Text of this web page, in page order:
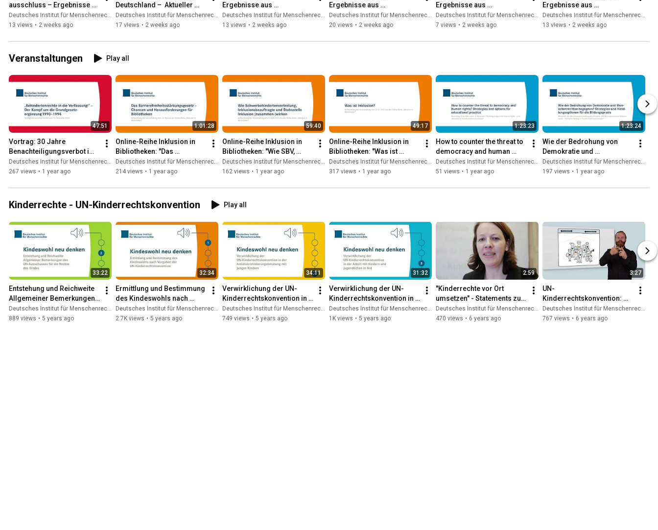
ausschluss – Ergebnisse
aus bundesweiter
Elternbefragung
Deutsches Institut für Menschenrechte
13 views • 2 weeks ago
Deutschland –  Aktueller
Umsetzungsstand
Deutsches Institut für Menschenrechte
17 views • 2 weeks ago
Ergebnisse aus
bundesweiter
Elternbefragung
Deutsches Institut für Menschenrechte
13 views • 2 weeks ago
Ergebnisse aus
bundesweiter
Elternbefragung
Deutsches Institut für Menschenrechte
20 views • 2 weeks ago
Ergebnisse aus
bundesweiter
Elternbefragung
Deutsches Institut für Menschenrechte
7 views • 2 weeks ago
Ergebnisse aus
bundesweiter
Elternbefragung
Deutsches Institut für Menschenrechte
13 views • 2 weeks ago
Veranstaltungen Play all
47:51
Vortrag: 30 Jahre
Benachteiligungsverbot im
Grundgesetz
Deutsches Institut für Menschenrechte
267 views • 1 year ago
1:01:28
Online-Reihe Inklusion in
Bibliotheken: "Das
Barrierefreiheitsstärkungsg
esetz"
Deutsches Institut für Menschenrechte
214 views • 1 year ago
59:40
Online-Reihe Inklusion in
Bibliotheken: "Wie SBV,
Inklusionsbeauftr. &
Stabsstelle Inklusion
Deutsches Institut für Menschenrechte
162 views • 1 year ago
49:17
Online-Reihe Inklusion in
Bibliotheken: "Was ist
Inklusion?"
Deutsches Institut für Menschenrechte
317 views • 1 year ago
1:23:23
How to counter the threat to
democracy and human
rights?
Deutsches Institut für Menschenrechte
51 views • 1 year ago
1:23:24
Wie der Bedrohung von
Demokratie und
Menschenrechten
begegnen?
Deutsches Institut für Menschenrechte
197 views • 1 year ago
Kinderrechte - UN-Kinderrechtskonvention Play all
33:22
Entstehung und Reichweite
Allgemeiner Bemerkungen
des UN-Ausschusses für
die Rechte des Kindes
Deutsches Institut für Menschenrechte
889 views • 5 years ago
32:34
Ermittlung und Bestimmung
des Kindeswohls nach
Vorgaben der UN-
Kinderrechtskonvention
Deutsches Institut für Menschenrechte
2.7K views • 5 years ago
34:11
Verwirklichung der UN-
Kinderrechtskonvention in
der
Antidiskriminierungsberatu
Deutsches Institut für Menschenrechte
749 views • 5 years ago
31:32
Verwirklichung der UN-
Kinderrechtskonvention in
der Arbeit mit Kindern und
Jugendlichen in Not
Deutsches Institut für Menschenrechte
1K views • 5 years ago
2:59
"Kinderrechte vor Ort
umsetzen" - Statements zur
Umsetzung der UN-
Kinderrechtskonvention
Deutsches Institut für Menschenrechte
470 views • 6 years ago
3:27
UN-
Kinderrechtskonvention:
Wie funktioniert das
Staatenberichtsverfahren?
Deutsches Institut für Menschenrechte
767 views • 6 years ago